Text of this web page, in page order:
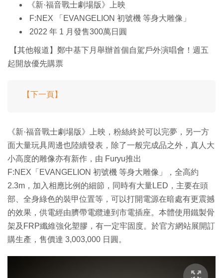
《新·福音戰士劇場版》上映
F:NEX 「EVANGELION 初號機 等身大雕像」
2022 年 1 月發售300萬日圓
【其他報道】鄭中基​下月舉辦首個自駕戶外演唱會！週五
起開放優先購票
【下一頁】
《新·福音戰士劇場版》上映，粉絲終於可以完夢，另一方
面大量玩具周邊也陸續發表，除了一般完成品之外，真人大
小高度的雕像亦有新作，由 Furyu推出
F:NEX「EVANGELION 初號機 等身大雕像」，全高約
2.3m，加入相應比例的細節，同時有大量LED，主要在頭
部、全身綠色的裝甲位置等，可以打開電源在暗處有更震撼
的效果，供電經由臍帶電纜連到市電插座。本體使用鐵製骨
架及FRP纖維強化塑膠，有一定牢固度。於官方網站展開訂
購生產，售價達 3,003,000 日圓。